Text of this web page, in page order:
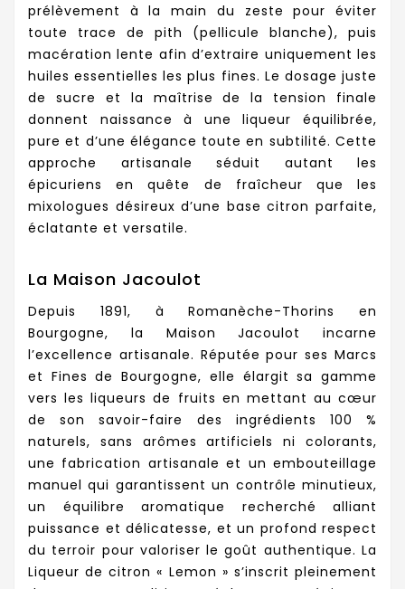
prélèvement à la main du zeste pour éviter
toute trace de pith (pellicule blanche), puis
macération lente afin d’extraire uniquement les
huiles essentielles les plus fines. Le dosage juste
de sucre et la maîtrise de la tension finale
donnent naissance à une liqueur équilibrée,
pure et d’une élégance toute en subtilité. Cette
approche artisanale séduit autant les
épicuriens en quête de fraîcheur que les
mixologues désireux d’une base citron parfaite,
éclatante et versatile.
La Maison Jacoulot
Depuis 1891, à Romanèche-Thorins en
Bourgogne, la Maison Jacoulot incarne
l’excellence artisanale. Réputée pour ses Marcs
et Fines de Bourgogne, elle élargit sa gamme
vers les liqueurs de fruits en mettant au cœur
de son savoir-faire des ingrédients 100 %
naturels, sans arômes artificiels ni colorants,
une fabrication artisanale et un embouteillage
manuel qui garantissent un contrôle minutieux,
un équilibre aromatique recherché alliant
puissance et délicatesse, et un profond respect
du terroir pour valoriser le goût authentique. La
Liqueur de citron « Lemon » s’inscrit pleinement